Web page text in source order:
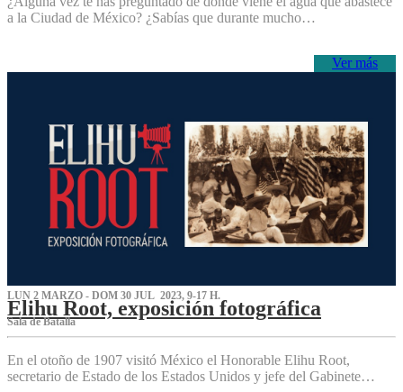
a la Ciudad de México? ¿Sabías que durante mucho…
Ver más
LUN 2 MARZO - DOM 30 JUL 2023, 9-17 H.
Elihu Root, exposición fotográfica
Sala de Batalla
En el otoño de 1907 visitó México el Honorable Elihu Root,
secretario de Estado de los Estados Unidos y jefe del Gabinete…